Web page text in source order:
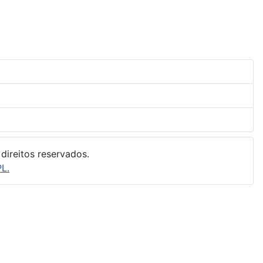
reservados.